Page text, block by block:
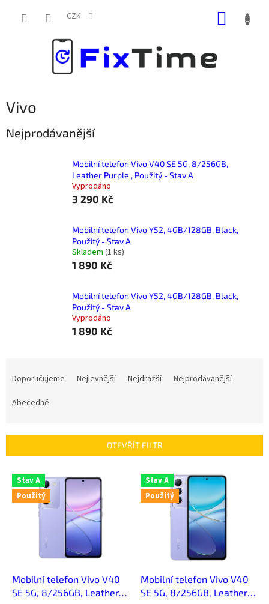
CZK
Vivo
Nejprodávanější
Mobilní telefon Vivo V40 SE 5G, 8/256GB,
Leather Purple , Použitý - Stav A
Vyprodáno
3 290 Kč
Mobilní telefon Vivo Y52, 4GB/128GB, Black,
Použitý - Stav A
Skladem (1 ks)
1 890 Kč
Mobilní telefon Vivo Y52, 4GB/128GB, Black,
Použitý - Stav A
Vyprodáno
1 890 Kč
r
Doporučujeme Nejlevnější Nejdražší
Nejprodávanější
Abecedně
OTEVŘÍT FILTR
V
p
Stav A
Použitý
Mobilní telefon Vivo V40
SE 5G, 8/256GB, Leather
Stav A
Použitý
Mobilní telefon Vivo V40
SE 5G, 8/256GB, Leather